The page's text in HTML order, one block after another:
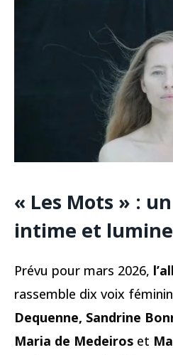
« Les Mots » :
intime et
Prévu pour mars 2026,
rassemble dix voix
Dequenne, Sandrine
Maria de Medeiros et